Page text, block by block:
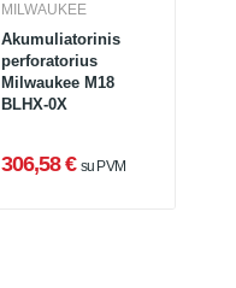
MILWAUKEE
Akumuliatorinis
perforatorius
Milwaukee M18
BLHX-0X
306,58 € su PVM